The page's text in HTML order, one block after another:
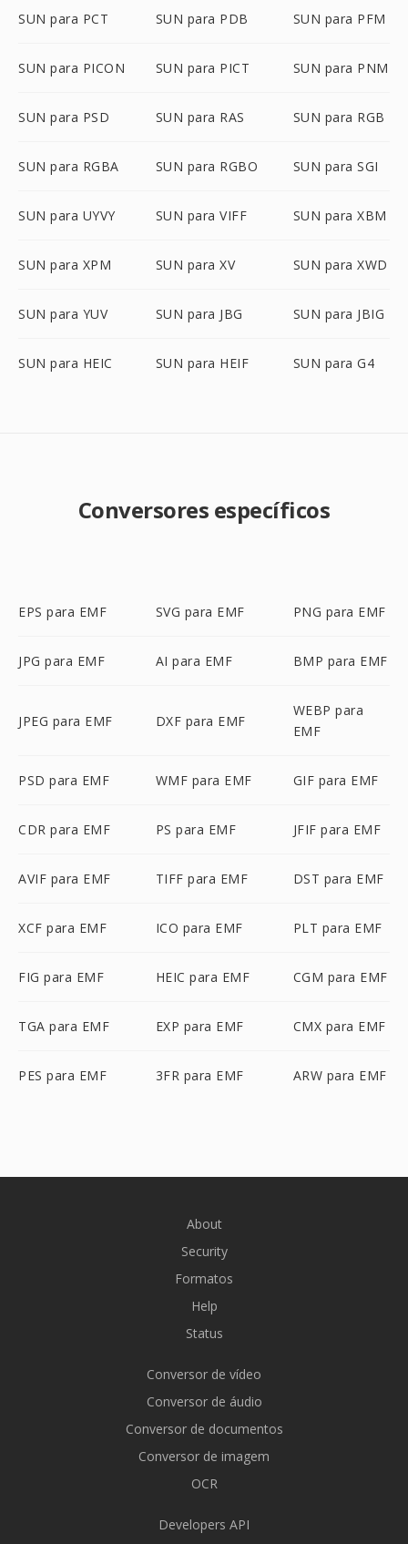
SUN para PCT SUN para PDB SUN para PFM
SUN para PICON SUN para PICT SUN para PNM
SUN para PSD SUN para RAS SUN para RGB
SUN para RGBA SUN para RGBO SUN para SGI
SUN para UYVY SUN para VIFF SUN para XBM
SUN para XPM SUN para XV SUN para XWD
SUN para YUV SUN para JBG SUN para JBIG
SUN para HEIC SUN para HEIF SUN para G4
Conversores específicos
EPS para EMF SVG para EMF PNG para EMF
JPG para EMF AI para EMF BMP para EMF
JPEG para EMF DXF para EMF
WEBP para
EMF
PSD para EMF WMF para EMF GIF para EMF
CDR para EMF PS para EMF JFIF para EMF
AVIF para EMF TIFF para EMF DST para EMF
XCF para EMF ICO para EMF PLT para EMF
FIG para EMF HEIC para EMF CGM para EMF
TGA para EMF EXP para EMF CMX para EMF
PES para EMF 3FR para EMF ARW para EMF
About
Security
Formatos
Help
Status
Conversor de vídeo
Conversor de áudio
Conversor de documentos
Conversor de imagem
OCR
Developers API